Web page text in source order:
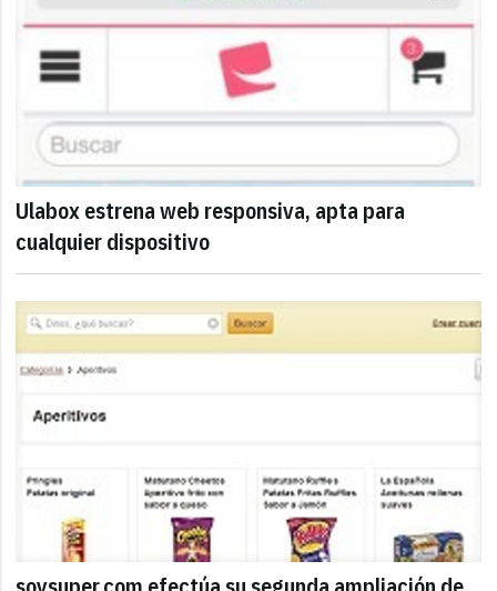
Ulabox estrena web responsiva, apta para
cualquier dispositivo